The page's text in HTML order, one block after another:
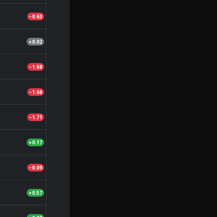
−0.63
+0.02
−1.68
−1.66
−1.71
+0.17
−0.09
+0.57